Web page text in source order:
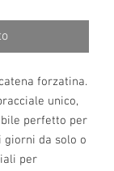
forzatina.
unico,
perfetto per
giorni da solo o
per